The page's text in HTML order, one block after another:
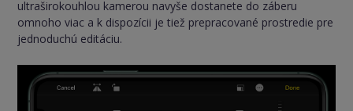
ultraširokouhlou kamerou navyše dostanete do záberu
omnoho viac a k dispozícii je tiež prepracované prostredie pre
jednoduchú editáciu.